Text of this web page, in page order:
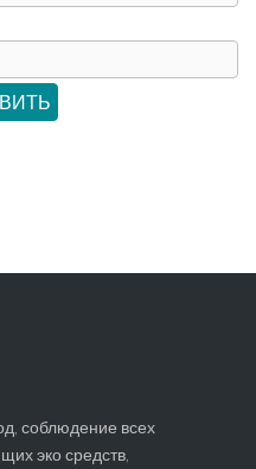
соблюдение всех
эко средств,